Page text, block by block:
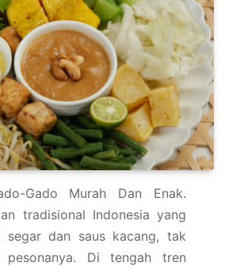
Gado Murah Dan Enak.
tradisional Indonesia yang
segar dan saus kacang, tak
pesonanya. Di tengah tren